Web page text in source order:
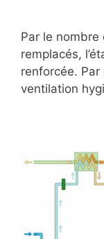
Par le
remplacés,
renforcée.
ventilation